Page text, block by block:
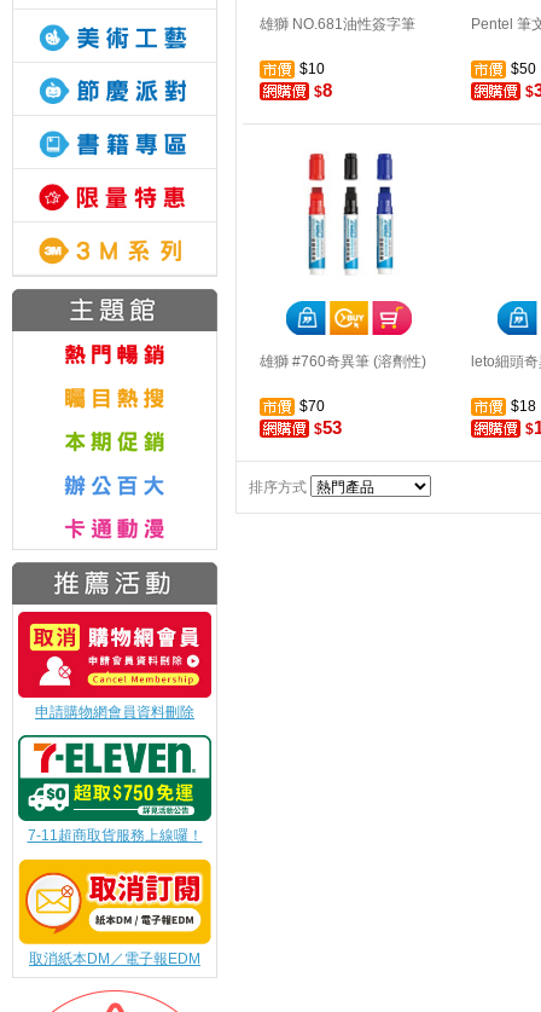
申請購物網會員資料刪除
7-11超商取貨服務上線囉！
取消紙本DM／電子報EDM
雄獅 NO.681油性簽字筆
$10
$8
Pentel 筆
$50
$
雄獅 #760奇異筆 (溶劑性)
$70
$53
leto細頭
$18
$
排序方式